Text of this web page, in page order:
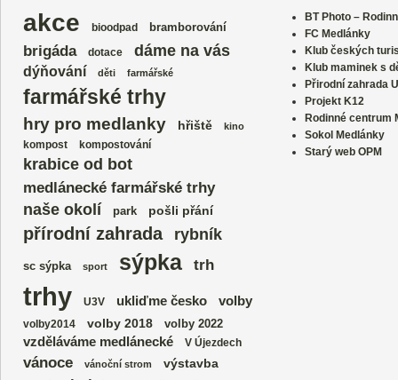
akce bioodpad bramborování
brigáda dotace dáme na vás
dýňování děti farmářské
farmářské trhy
hry pro medlanky hřiště kino
kompost kompostování
krabice od bot
medlánecké farmářské trhy
naše okolí
park pošli přání
přírodní zahrada rybník
sc sýpka sport sýpka trh
trhy U3V ukliďme česko volby
volby2014 volby 2018 volby 2022
vzděláváme medlánecké V Újezdech
vánoce vánoční strom výstavba
BT Photo –
FC Medlánky
Klub českých
Klub maminek s
Přirodní zahrada
Projekt K12
Rodinné centrum
Sokol Medlánky
Starý web OPM